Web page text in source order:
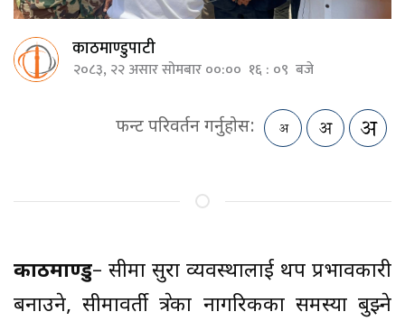
काठमाण्डुपाटी
२०८३, २२ असार सोमबार ००:०० १६ : ०९ बजे
फन्ट परिवर्तन गर्नुहोस:
काठमाण्डु– सीमा सुरक्षा व्यवस्थालाई थप प्रभावकारी
बनाउने, सीमावर्ती क्षेत्रका नागरिकका समस्या बुझ्ने